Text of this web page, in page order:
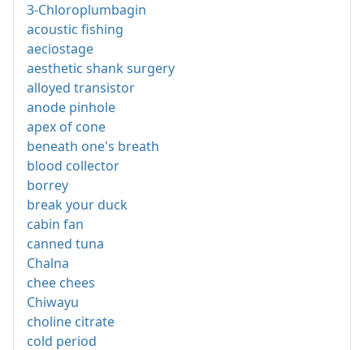
3-Chloroplumbagin
acoustic fishing
aeciostage
aesthetic shank surgery
alloyed transistor
anode pinhole
apex of cone
beneath one's breath
blood collector
borrey
break your duck
cabin fan
canned tuna
Chalna
chee chees
Chiwayu
choline citrate
cold period